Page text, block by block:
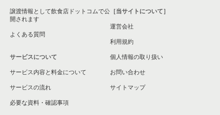
譲渡情報として飲食店ドットコムで公
開されます
よくある質問
サービスについて
サービス内容と料金について
サービスの流れ
必要な資料・確認事項
［当サイトについて］
運営会社
利用規約
個人情報の取り扱い
お問い合わせ
サイトマップ